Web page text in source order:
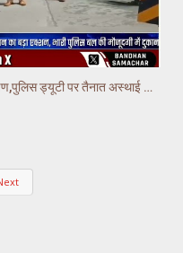
कांवड़ मार्ग का एसपी अभिषेक झा ने किया निरीक्षण,पुलिस ड्यूटी पर तैनात अस्थाई चौकियो का किया निरीक्षण